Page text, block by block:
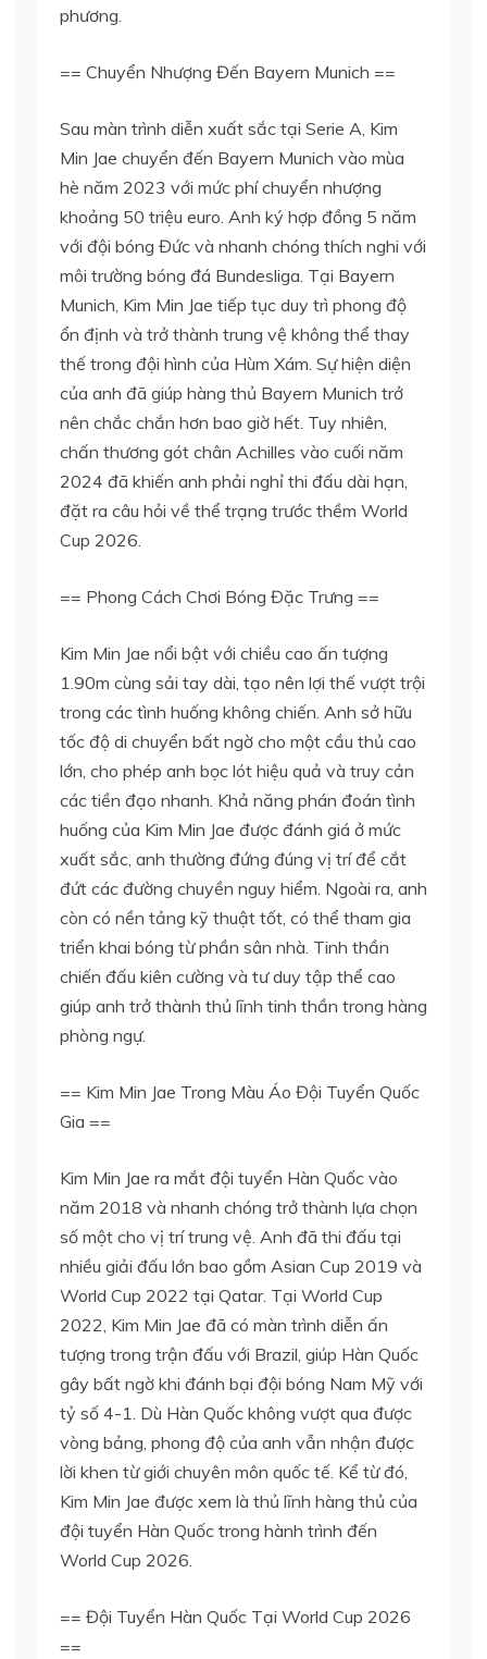
phương.
== Chuyển Nhượng Đến Bayern Munich ==
Sau màn trình diễn xuất sắc tại Serie A, Kim
Min Jae chuyển đến Bayern Munich vào mùa
hè năm 2023 với mức phí chuyển nhượng
khoảng 50 triệu euro. Anh ký hợp đồng 5 năm
với đội bóng Đức và nhanh chóng thích nghi với
môi trường bóng đá Bundesliga. Tại Bayern
Munich, Kim Min Jae tiếp tục duy trì phong độ
ổn định và trở thành trung vệ không thể thay
thế trong đội hình của Hùm Xám. Sự hiện diện
của anh đã giúp hàng thủ Bayern Munich trở
nên chắc chắn hơn bao giờ hết. Tuy nhiên,
chấn thương gót chân Achilles vào cuối năm
2024 đã khiến anh phải nghỉ thi đấu dài hạn,
đặt ra câu hỏi về thể trạng trước thềm World
Cup 2026.
== Phong Cách Chơi Bóng Đặc Trưng ==
Kim Min Jae nổi bật với chiều cao ấn tượng
1.90m cùng sải tay dài, tạo nên lợi thế vượt trội
trong các tình huống không chiến. Anh sở hữu
tốc độ di chuyển bất ngờ cho một cầu thủ cao
lớn, cho phép anh bọc lót hiệu quả và truy cản
các tiền đạo nhanh. Khả năng phán đoán tình
huống của Kim Min Jae được đánh giá ở mức
xuất sắc, anh thường đứng đúng vị trí để cắt
đứt các đường chuyền nguy hiểm. Ngoài ra, anh
còn có nền tảng kỹ thuật tốt, có thể tham gia
triển khai bóng từ phần sân nhà. Tinh thần
chiến đấu kiên cường và tư duy tập thể cao
giúp anh trở thành thủ lĩnh tinh thần trong hàng
phòng ngự.
== Kim Min Jae Trong Màu Áo Đội Tuyển Quốc
Gia ==
Kim Min Jae ra mắt đội tuyển Hàn Quốc vào
năm 2018 và nhanh chóng trở thành lựa chọn
số một cho vị trí trung vệ. Anh đã thi đấu tại
nhiều giải đấu lớn bao gồm Asian Cup 2019 và
World Cup 2022 tại Qatar. Tại World Cup
2022, Kim Min Jae đã có màn trình diễn ấn
tượng trong trận đấu với Brazil, giúp Hàn Quốc
gây bất ngờ khi đánh bại đội bóng Nam Mỹ với
tỷ số 4-1. Dù Hàn Quốc không vượt qua được
vòng bảng, phong độ của anh vẫn nhận được
lời khen từ giới chuyên môn quốc tế. Kể từ đó,
Kim Min Jae được xem là thủ lĩnh hàng thủ của
đội tuyển Hàn Quốc trong hành trình đến
World Cup 2026.
== Đội Tuyển Hàn Quốc Tại World Cup 2026
==